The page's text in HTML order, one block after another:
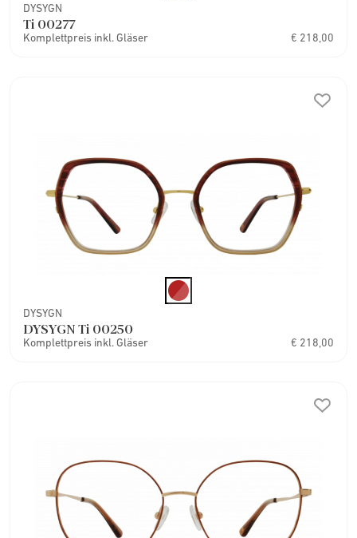
DYSYGN
Ti 00277
Komplettpreis inkl. Gläser € 218,00
DYSYGN
DYSYGN Ti 00250
Komplettpreis inkl. Gläser € 218,00